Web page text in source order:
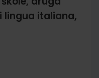
lingua italiana,